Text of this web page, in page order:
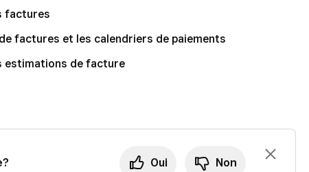
factures
factures et les calendriers de paiements
estimations de facture
Oui Non